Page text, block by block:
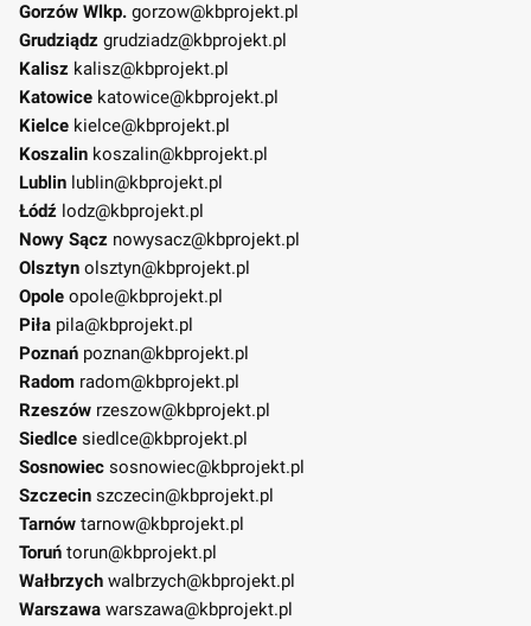
Gorzów Wlkp. gorzow@kbprojekt.pl
Grudziądz grudziadz@kbprojekt.pl
Kalisz kalisz@kbprojekt.pl
Katowice katowice@kbprojekt.pl
Kielce kielce@kbprojekt.pl
Koszalin koszalin@kbprojekt.pl
Lublin lublin@kbprojekt.pl
Łódź lodz@kbprojekt.pl
Nowy Sącz nowysacz@kbprojekt.pl
Olsztyn olsztyn@kbprojekt.pl
Opole opole@kbprojekt.pl
Piła pila@kbprojekt.pl
Poznań poznan@kbprojekt.pl
Radom radom@kbprojekt.pl
Rzeszów rzeszow@kbprojekt.pl
Siedlce siedlce@kbprojekt.pl
Sosnowiec sosnowiec@kbprojekt.pl
Szczecin szczecin@kbprojekt.pl
Tarnów tarnow@kbprojekt.pl
Toruń torun@kbprojekt.pl
Wałbrzych walbrzych@kbprojekt.pl
Warszawa warszawa@kbprojekt.pl